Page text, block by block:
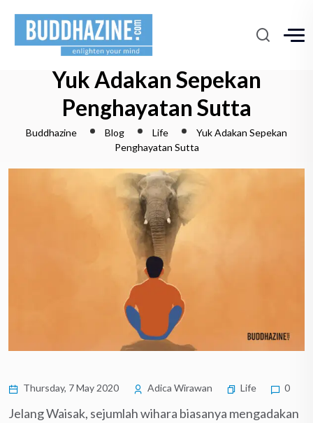
Yuk Adakan Sepekan
Penghayatan Sutta
Buddhazine Blog Life
Yuk Adakan Sepekan
Penghayatan Sutta
Thursday, 7 May 2020 Adica Wirawan Life 0
Jelang Waisak, sejumlah wihara biasanya mengadakan